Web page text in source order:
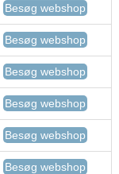
Besøg webshop
Besøg webshop
Besøg webshop
Besøg webshop
Besøg webshop
Besøg webshop